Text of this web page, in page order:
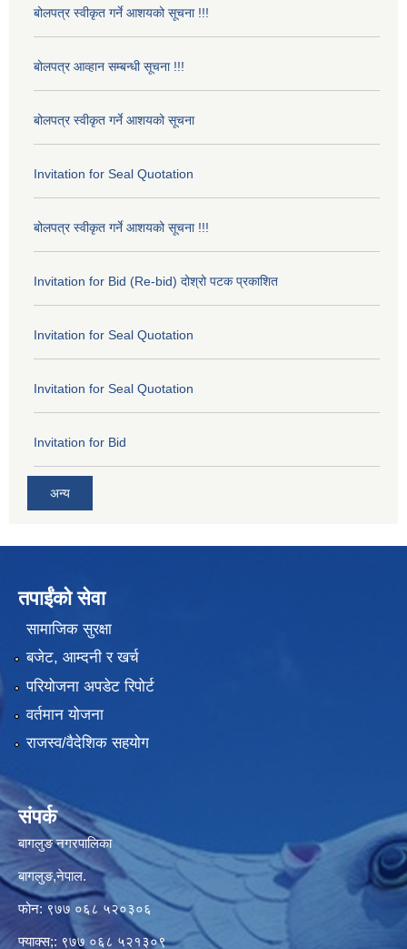
बोलपत्र स्वीकृत गर्ने आशयको सूचना !!!
बोलपत्र आव्हान सम्बन्धी सूचना !!!
बोलपत्र स्वीकृत गर्ने आशयको सूचना
Invitation for Seal Quotation
बोलपत्र स्वीकृत गर्ने आशयको सूचना !!!
Invitation for Bid (Re-bid) दोश्रो पटक प्रकाशित
Invitation for Seal Quotation
Invitation for Seal Quotation
Invitation for Bid
अन्य
तपाईंको सेवा
सामाजिक सुरक्षा
बजेट, आम्दनी र खर्च
परियोजना अपडेट रिपोर्ट
वर्तमान योजना
राजस्व/वैदेशिक सहयोग
संपर्क
बागलुङ नगरपालिका
बागलुङ,नेपाल.
फोन: ९७७ ०६८ ५२०३०६
फ्याक्स;: ९७७ ०६८ ५२१३०९